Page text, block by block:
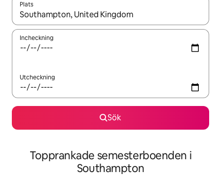
Plats
När resultaten är tillgängliga kan du navigera med upp- och
Incheckning
Utcheckning
Sök
Topprankade semesterboenden i
Southampton